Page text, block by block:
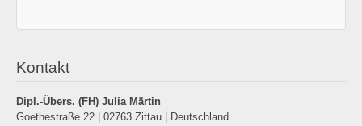
Kontakt
Dipl.-Übers. (FH) Julia Märtin
Goethestraße 22 | 02763 Zittau | Deutschland